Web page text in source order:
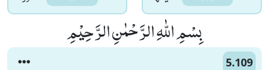
بِسْمِ اللّٰهِ الرَّحْمٰنِ الرَّحِیْمِ
5.109